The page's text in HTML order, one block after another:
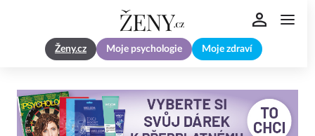
Ženy.cz Moje psychologie Moje zdraví